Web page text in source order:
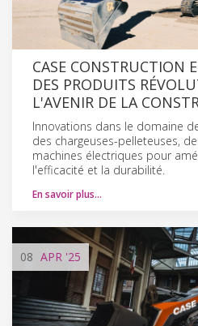
CASE CONSTRUCTION
DES PRODUITS
L'AVENIR DE LA
Innovations dans le domaine
des chargeuses-pelleteuses,
machines électriques pour
l'efficacité et la durabilité.
En savoir plus…
08 APR '25